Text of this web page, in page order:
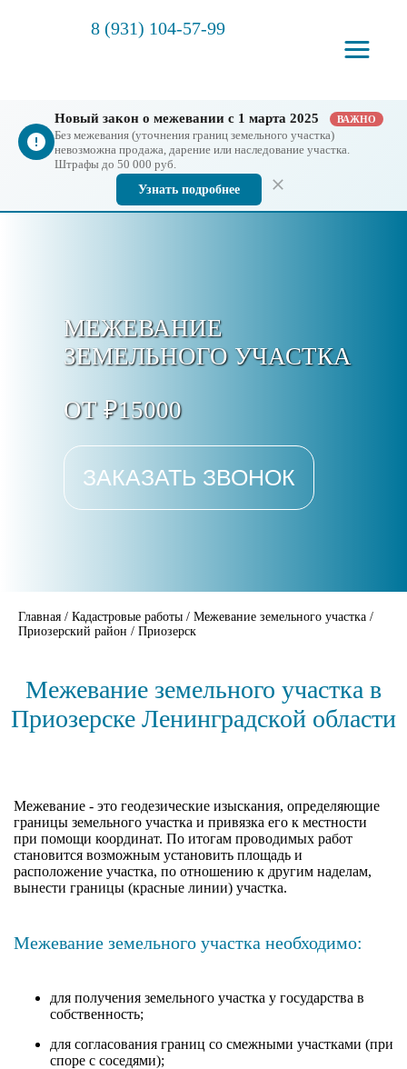
8 (931) 104-57-99
Новый закон о межевании с 1 марта 2025 ВАЖНО
Без межевания (уточнения границ земельного участка)
невозможна продажа, дарение или наследование участка.
Штрафы до 50 000 руб.
Узнать подробнее
МЕЖЕВАНИЕ
ЗЕМЕЛЬНОГО УЧАСТКА
ОТ ₽15000
ЗАКАЗАТЬ ЗВОНОК
Главная / Кадастровые работы / Межевание земельного участка /
Приозерский район / Приозерск
Межевание земельного участка в
Приозерске Ленинградской области
Межевание - это геодезические изыскания, определяющие
границы земельного участка и привязка его к местности
при помощи координат. По итогам проводимых работ
становится возможным установить площадь и
расположение участка, по отношению к другим наделам,
вынести границы (красные линии) участка.
Межевание земельного участка необходимо:
для получения земельного участка у государства в
собственность;
для согласования границ со смежными участками (при
споре с соседями);